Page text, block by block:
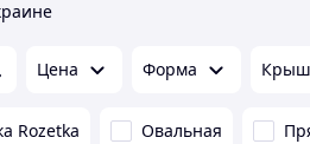
Цена Форма
Rozetka Овальная